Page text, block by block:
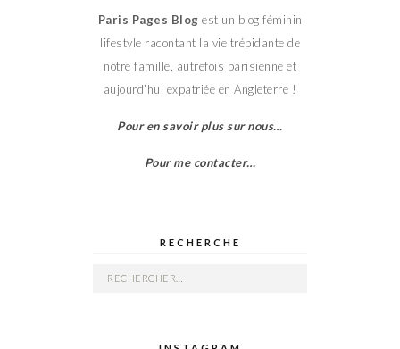
Paris Pages Blog est un blog féminin
lifestyle racontant la vie trépidante de
notre famille, autrefois parisienne et
aujourd’hui expatriée en Angleterre !
Pour en savoir plus sur nous…
Pour me contacter…
RECHERCHE
Rechercher :